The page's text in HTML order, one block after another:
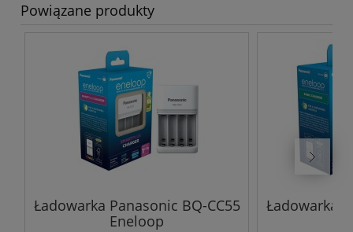
Powiązane produkty
Ładowarka Panasonic BQ-CC55
Eneloop
Ładowarka